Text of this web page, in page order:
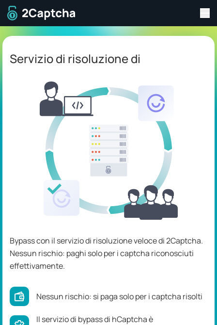
Alla home
Servizio di risoluzione di
Bypass con il servizio di risoluzione veloce di 2Captcha.
Nessun rischio: paghi solo per i captcha riconosciuti
effettivamente.
Nessun rischio: si paga solo per i captcha risolti
Il servizio di bypass di hCaptcha è